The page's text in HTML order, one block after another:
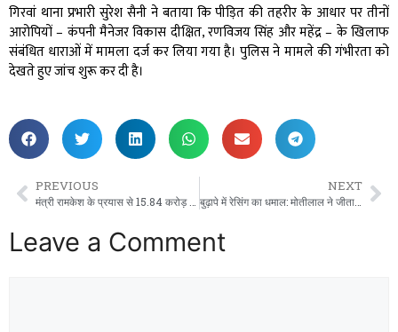
गिरवां थाना प्रभारी सुरेश सैनी ने बताया कि पीड़ित की तहरीर के आधार पर तीनों
आरोपियों – कंपनी मैनेजर विकास दीक्षित, रणविजय सिंह और महेंद्र – के खिलाफ
संबंधित धाराओं में मामला दर्ज कर लिया गया है। पुलिस ने मामले की गंभीरता को
देखते हुए जांच शुरू कर दी है।
PREVIOUS
मंत्री रामकेश के प्रयास से 15.84 करोड़ की लागत से बनेगा पक्का पुल; तुर्री नाला किया भूमि पूजन।
NEXT
बुढ़ापे में रेसिंग का धमाल: मोतीलाल ने जीता एशिया मास्टर्स एथलेटिक्स में कांस्य पदक।
Leave a Comment